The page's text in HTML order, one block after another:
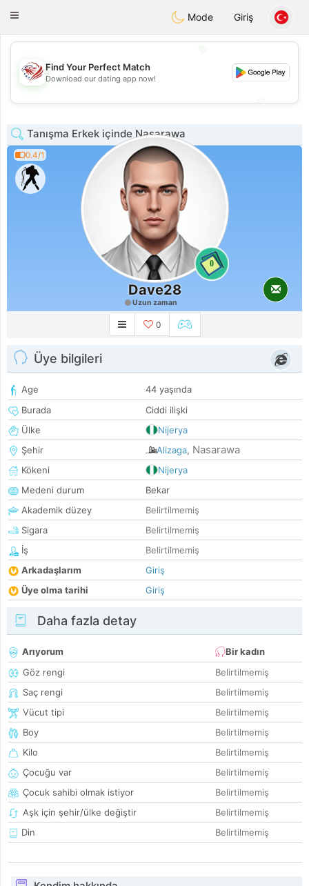
Dating
Toggle
Mode Giriş
💖
💕
Find Your Perfect Match
Download our dating app now!
Tanışma Erkek içinde Nasarawa
0.4/1
0
Dave28
Uzun zaman
0
Üye bilgileri
Age
44 yaşında
Burada
Ciddi ilişki
Ülke
Nijerya
Şehir
Alizaga, Nasarawa
Kökeni
Nijerya
Medeni durum
Bekar
Akademik düzey
Belirtilmemiş
Sigara
Belirtilmemiş
İş
Belirtilmemiş
Arkadaşlarım
Giriş
Üye olma tarihi
Giriş
Daha fazla detay
Arıyorum
Bir kadın
Göz rengi
Belirtilmemiş
Saç rengi
Belirtilmemiş
Vücut tipi
Belirtilmemiş
Boy
Belirtilmemiş
Kilo
Belirtilmemiş
Çocuğu var
Belirtilmemiş
Çocuk sahibi olmak istiyor
Belirtilmemiş
Aşk için şehir/ülke değiştir
Belirtilmemiş
Din
Belirtilmemiş